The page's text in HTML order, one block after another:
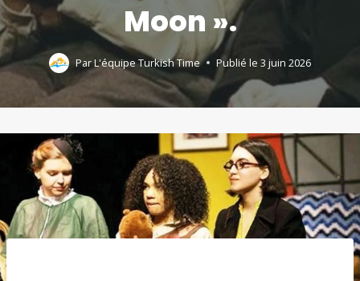
Moon ».
ParL'équipe Turkish Time Publié le 3 juin 2026